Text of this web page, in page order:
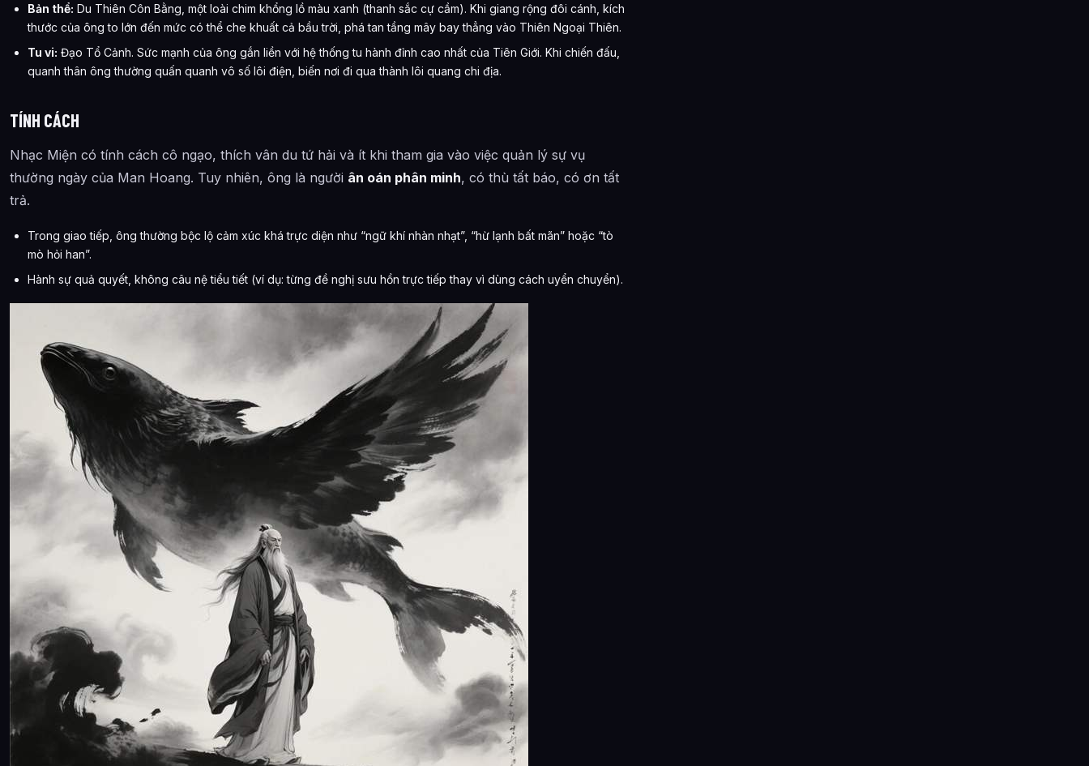
Bản thể: Du Thiên Côn Bằng, một loài chim khổng lồ màu xanh (thanh sắc cự cầm). Khi giang rộng đôi cánh, kích
thước của ông to lớn đến mức có thể che khuất cả bầu trời, phá tan tầng mây bay thẳng vào Thiên Ngoại Thiên.
Tu vi: Đạo Tổ Cảnh. Sức mạnh của ông gắn liền với hệ thống tu hành đỉnh cao nhất của Tiên Giới. Khi chiến đấu,
quanh thân ông thường quấn quanh vô số lôi điện, biến nơi đi qua thành lôi quang chi địa.
TÍNH CÁCH
Nhạc Miện có tính cách cô ngạo, thích vân du tứ hải và ít khi tham gia vào việc quản lý sự vụ
thường ngày của Man Hoang. Tuy nhiên, ông là người ân oán phân minh, có thù tất báo, có ơn tất
trả.
Trong giao tiếp, ông thường bộc lộ cảm xúc khá trực diện như “ngữ khí nhàn nhạt”, “hừ lạnh bất mãn” hoặc “tò
mò hỏi han”.
Hành sự quả quyết, không câu nệ tiểu tiết (ví dụ: từng đề nghị sưu hồn trực tiếp thay vì dùng cách uyển chuyển).